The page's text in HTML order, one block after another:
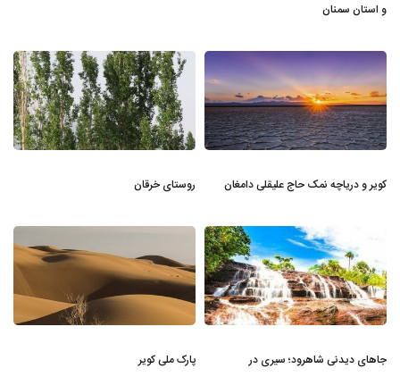
و استان سمنان
کویر و دریاچه نمک حاج علیقلی دامغان روستای خرقان
جاهای دیدنی شاهرود؛ سیری در
پارک ملی کویر